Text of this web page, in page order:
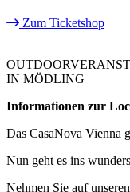
Zum Ticketshop
IN MÖDLING
Informationen zur
Das CasaNova Vienna
Nun geht es ins
Nehmen Sie auf